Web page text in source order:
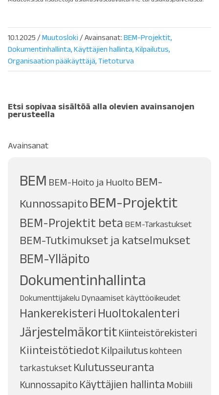
10.1.2025 /Muutosloki / Avainsanat: BEM-Projektit
Dokumentinhallinta Käyttäjien hallinta Kilpailutus
Organisaation pääkäyttäjä Tietoturva
Etsi sopivaa sisältöä alla olevien avainsanojen
perusteella
Avainsanat
BEM BEM-Hoito ja Huolto BEM-
Kunnossapito BEM-Projektit
BEM-Projektit beta BEM-Tarkastukset
BEM-Tutkimukset ja katselmukset
BEM-Ylläpito
Dokumentinhallinta
Dokumenttijakelu Dynaamiset käyttöoikeudet
Hankerekisteri Huoltokalenteri
Järjestelmäkortit Kiinteistörekisteri
Kiinteistötiedot Kilpailutus kohteen
tarkastukset Kulutusseuranta
Kunnossapito Käyttäjien hallinta Mobiili